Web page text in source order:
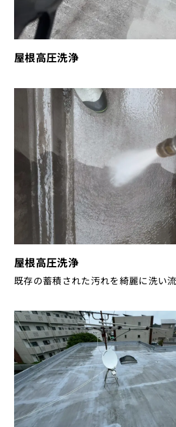
屋根高圧洗浄
屋根高圧洗浄
既存の蓄積された汚れを綺麗に洗い